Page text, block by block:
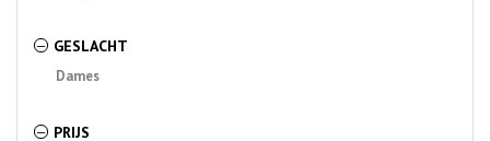
– GESLACHT
Dames
– PRIJS